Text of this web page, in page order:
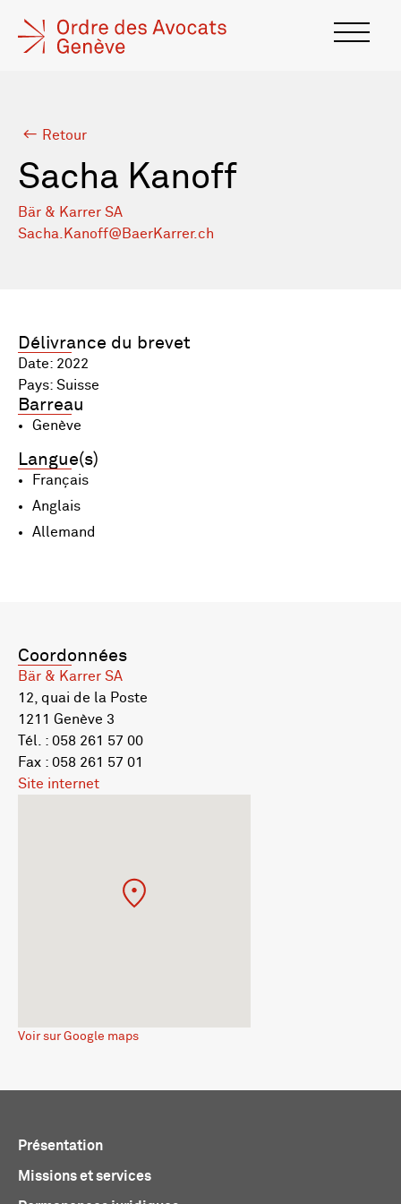
Retour
Sacha Kanoff
Bär & Karrer SA
Sacha.Kanoff@BaerKarrer.ch
Délivrance du brevet
Date: 2022
Pays: Suisse
Barreau
Genève
Langue(s)
Français
Anglais
Allemand
Coordonnées
Bär & Karrer SA
12, quai de la Poste
1211 Genève 3
Tél. : 058 261 57 00
Fax : 058 261 57 01
Site internet
Voir sur Google maps
Présentation
Missions et services